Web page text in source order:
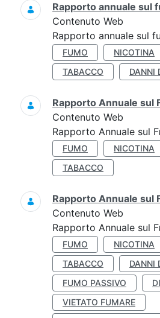
Rapporto annuale sul
Contenuto Web
Rapporto annuale sul
FUMO NICOTINA
TABACCO
DANNI
Rapporto Annuale sul
Contenuto Web
Rapporto Annuale sul
FUMO NICOTINA
TABACCO
Rapporto Annuale sul
Contenuto Web
Rapporto Annuale sul
FUMO NICOTINA
TABACCO
DANNI
FUMO PASSIVO
VIETATO FUMARE